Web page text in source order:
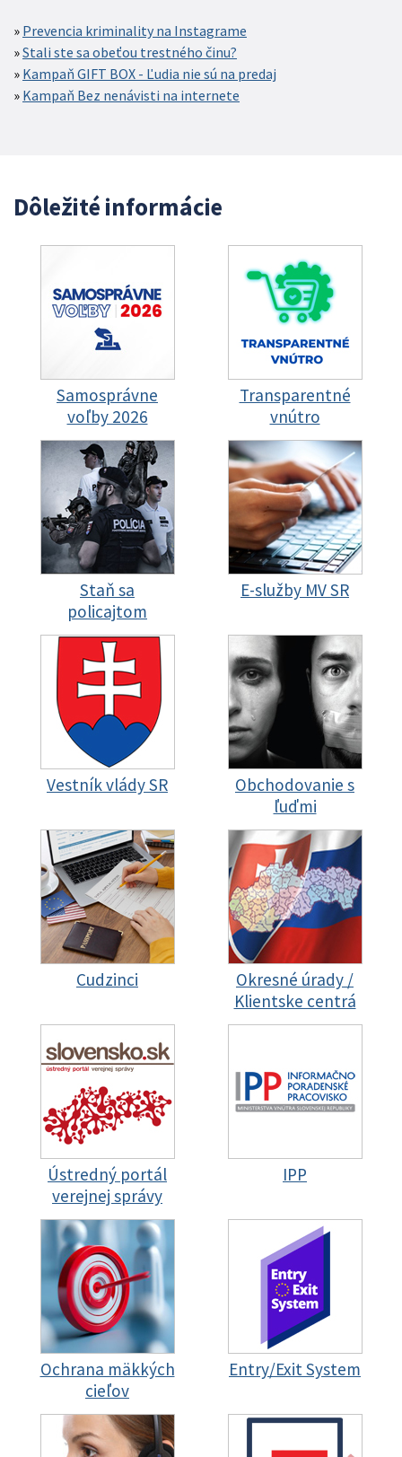
Prevencia kriminality na Instagrame
Stali ste sa obeťou trestného činu?
Kampaň GIFT BOX - Ľudia nie sú na predaj
Kampaň Bez nenávisti na internete
Dôležité informácie
Samosprávne
voľby 2026
Transparentné
vnútro
Staň sa
policajtom
E-služby MV SR
Vestník vlády SR
Obchodovanie s
ľuďmi
Cudzinci
Okresné úrady /
Klientske centrá
Ústredný portál
verejnej správy
IPP
Ochrana mäkkých
cieľov
Entry/Exit System